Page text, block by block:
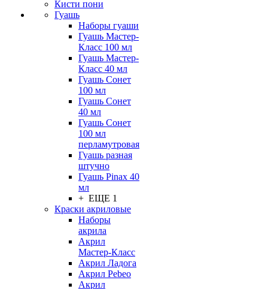
Кисти пони
Гуашь
Наборы гуаши
Гуашь Мастер-
Класс 100 мл
Гуашь Мастер-
Класс 40 мл
Гуашь Сонет
100 мл
Гуашь Сонет
40 мл
Гуашь Сонет
100 мл
перламутровая
Гуашь разная
штучно
Гуашь Pinax 40
мл
+ ЕЩЕ 1
Краски акриловые
Наборы
акрила
Акрил
Мастер-Класс
Акрил Ладога
Акрил Pebeo
Акрил